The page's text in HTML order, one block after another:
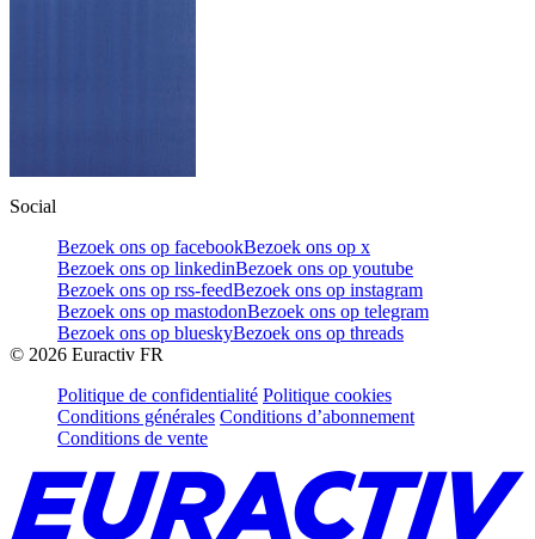
Social
Bezoek ons op facebookBezoek ons op x
Bezoek ons op linkedinBezoek ons op youtube
Bezoek ons op rss-feedBezoek ons op instagram
Bezoek ons op mastodonBezoek ons op telegram
Bezoek ons op blueskyBezoek ons op threads
© 2026 Euractiv FR
Politique de confidentialité Politique cookies
Conditions générales Conditions d’abonnement
Conditions de vente